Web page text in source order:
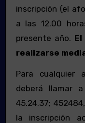
inscripción (el
a las 12.00
presente año.
realizarse
Para cualquier
deberá llamar
45.24.37;
la inscripción